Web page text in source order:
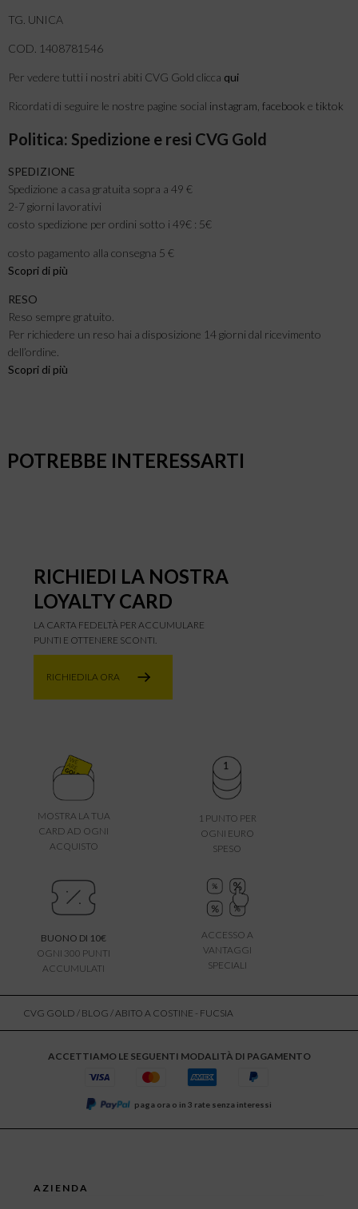
TG. UNICA
COD. 1408781546
Per vedere tutti i nostri abiti CVG Gold clicca qui
Ricordati di seguire le nostre pagine social instagram facebook e tiktok
Politica: Spedizione e resi CVG Gold
SPEDIZIONE
Spedizione a casa gratuita sopra a 49 €
2-7 giorni lavorativi
costo spedizione per ordini sotto i 49€ : 5€
costo pagamento alla consegna 5 €
Scopri di più
RESO
Reso sempre gratuito.
Per richiedere un reso hai a disposizione 14 giorni dal ricevimento
dell’ordine.
Scopri di più
POTREBBE INTERESSARTI
RICHIEDI LA NOSTRA
LOYALTY CARD
LA CARTA FEDELTÀ PER ACCUMULARE
PUNTI E OTTENERE SCONTI.
RICHIEDILA ORA
MOSTRA LA TUA
CARD AD OGNI
ACQUISTO
1 PUNTO PER
OGNI EURO
SPESO
BUONO DI 10€
OGNI 300 PUNTI
ACCUMULATI
ACCESSO A
VANTAGGI
SPECIALI
CVG GOLD / BLOG / ABITO A COSTINE - FUCSIA
ACCETTIAMO LE SEGUENTI MODALITÀ DI PAGAMENTO
paga ora o in 3 rate senza interessi
AZIENDA